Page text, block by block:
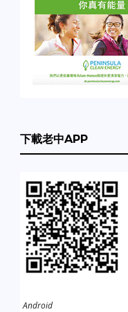
下載老中APP
Android